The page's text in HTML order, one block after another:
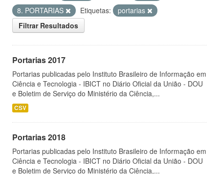
8. PORTARIAS
Etiquetas:
portarias
Filtrar Resultados
Portarias 2017
Portarias publicadas pelo Instituto Brasileiro de Informação em
Ciência e Tecnologia - IBICT no Diário Oficial da União - DOU
e Boletim de Serviço do Ministério da Ciência,...
CSV
Portarias 2018
Portarias publicadas pelo Instituto Brasileiro de Informação em
Ciência e Tecnologia - IBICT no Diário Oficial da União - DOU
e Boletim de Serviço do Ministério da Ciência,...